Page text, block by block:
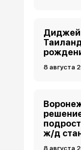
Диджей
8 августа
ж/д
8 августа